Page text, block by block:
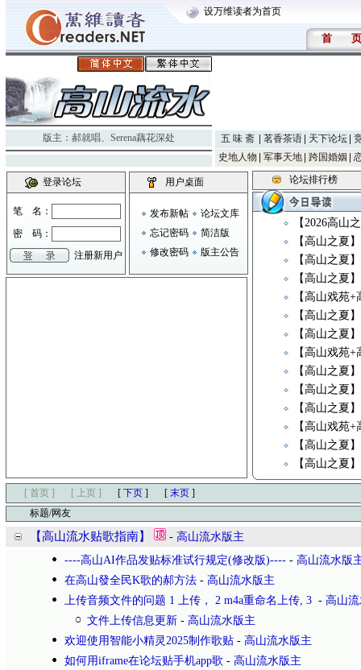
设万维读者为首页
首 页
版主： 郝就唱、 Serena藕花深处 五 味 斋 茗香茶语 天下论坛
史地人物
军事天地 跨国婚姻
登录论坛
笔 名：
密 码：
注册新用户
用户桌面
发布新帖
论坛文库
忘记密码
简洁版
修改密码
版主公告
论坛排行榜
【2026高山
【高山之夏
【高山之夏
【高山之夏
【高山戏苑
【高山之夏
【高山之夏
【高山戏苑
【高山之夏
【高山之夏
【高山之夏
【高山戏苑
【高山之夏
【高山之夏
[ 首页 ] [ 上页 ] [ 下页 ] [ 末页 ]
标题/网友
【高山流水贴歌指南】 - 高山流水版主
----高山AI作品发贴标准试行规定(修改版)---- - 高山流水版
在高山發全民K歌的郝方法 - 高山流水版主
上传音频文件的问题 1 上传， 2 m4a重命名上传, 3 - 高山
文件上传信息更新 - 高山流水版主
欢迎使用智能小精灵2025制作歌贴 - 高山流水版主
如何用iframe在论坛贴手机app歌 - 高山流水版主